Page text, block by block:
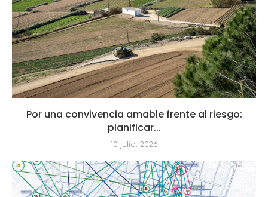
Por una convivencia amable frente al riesgo:
planificar...
10 julio, 2026